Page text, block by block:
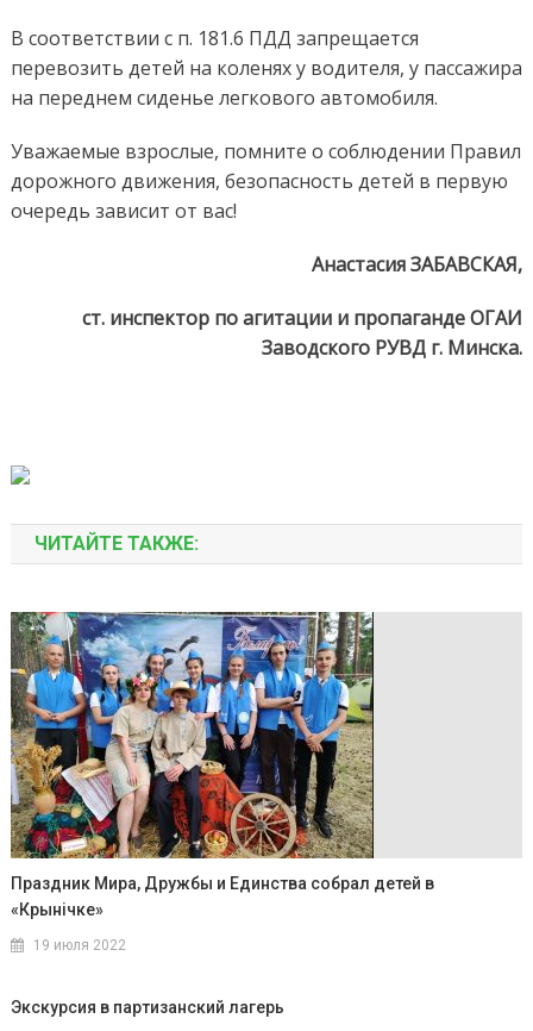
В соответствии с п. 181.6 ПДД запрещается
перевозить детей на коленях у водителя, у пассажира
на переднем сиденье легкового автомобиля.
Уважаемые взрослые, помните о соблюдении Правил
дорожного движения, безопасность детей в первую
очередь зависит от вас!
Анастасия ЗАБАВСКАЯ,
ст. инспектор по агитации и пропаганде ОГАИ
Заводского РУВД г. Минска.
ЧИТАЙТЕ ТАКЖЕ:
Праздник Мира, Дружбы и Единства собрал детей в
«Крынiчке»
19 июля 2022
Экскурсия в партизанский лагерь